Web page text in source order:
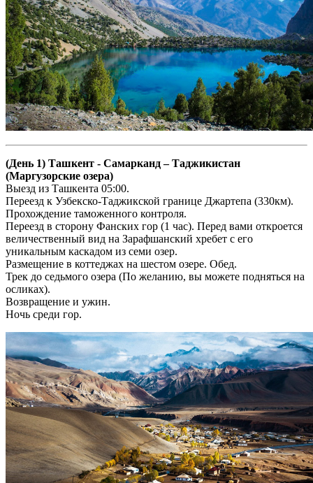
(День 1) Ташкент - Самарканд – Таджикистан
(Маргузорские озера)
Выезд из Ташкента 05:00.
Переезд к Узбекско-Таджикской границе Джартепа (330км).
Прохождение таможенного контроля.
Переезд в сторону Фанских гор (1 час). Перед вами откроется
величественный вид на Зарафшанский хребет с его
уникальным каскадом из семи озер.
Размещение в коттеджах на шестом озере. Обед.
Трек до седьмого озера (По желанию, вы можете подняться на
осликах).
Возвращение и ужин.
Ночь среди гор.